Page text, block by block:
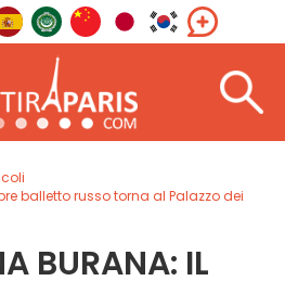
balletto russo torna al Palazzo dei
BURANA: IL